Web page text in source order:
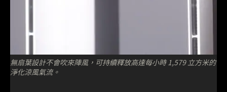
無扇葉設計不會吹來陣風，可持續釋放高達每小時 1,579 立方米的
淨化涼風氣流。